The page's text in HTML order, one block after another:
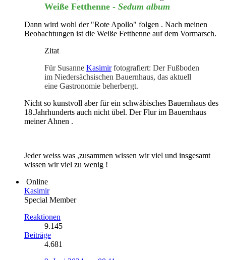
Weiße Fetthenne - Sedum album
Dann wird wohl der "Rote Apollo" folgen . Nach meinen
Beobachtungen ist die Weiße Fetthenne auf dem Vormarsch.
Zitat
Für Susanne Kasimirfotografiert: Der Fußboden
im Niedersächsischen Bauernhaus, das aktuell
eine Gastronomie beherbergt.
Nicht so kunstvoll aber für ein schwäbisches Bauernhaus des
18.Jahrhunderts auch nicht übel. Der Flur im Bauernhaus
meiner Ahnen .
Jeder weiss was ,zusammen wissen wir viel und insgesamt
wissen wir viel zu wenig !
Online
Kasimir
Special Member
Reaktionen
9.145
Beiträge
4.681